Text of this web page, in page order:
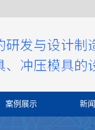
案例展示 新